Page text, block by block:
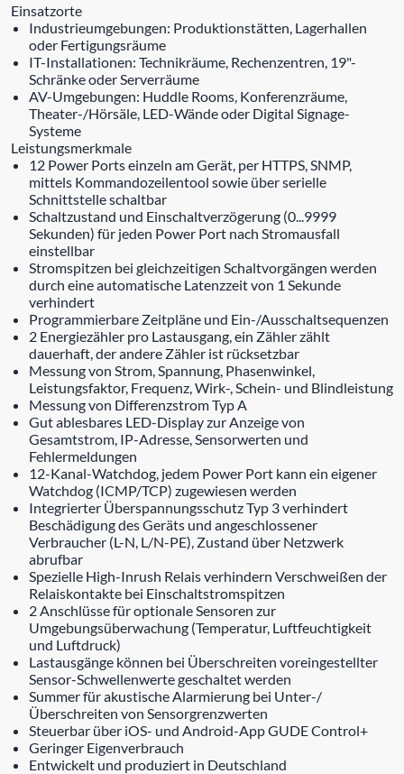
Einsatzorte
Industrieumgebungen: Produktionstätten, Lagerhallen
oder Fertigungsräume
IT-Installationen: Technikräume, Rechenzentren, 19"-
Schränke oder Serverräume
AV-Umgebungen: Huddle Rooms, Konferenzräume,
Theater-/Hörsäle, LED-Wände oder Digital Signage-
Systeme
Leistungsmerkmale
12 Power Ports einzeln am Gerät, per HTTPS, SNMP,
mittels Kommandozeilentool sowie über serielle
Schnittstelle schaltbar
Schaltzustand und Einschaltverzögerung (0...9999
Sekunden) für jeden Power Port nach Stromausfall
einstellbar
Stromspitzen bei gleichzeitigen Schaltvorgängen werden
durch eine automatische Latenzzeit von 1 Sekunde
verhindert
Programmierbare Zeitpläne und Ein-/Ausschaltsequenzen
2 Energiezähler pro Lastausgang, ein Zähler zählt
dauerhaft, der andere Zähler ist rücksetzbar
Messung von Strom, Spannung, Phasenwinkel,
Leistungsfaktor, Frequenz, Wirk-, Schein- und Blindleistung
Messung von Differenzstrom Typ A
Gut ablesbares LED-Display zur Anzeige von
Gesamtstrom, IP-Adresse, Sensorwerten und
Fehlermeldungen
12-Kanal-Watchdog, jedem Power Port kann ein eigener
Watchdog (ICMP/TCP) zugewiesen werden
Integrierter Überspannungsschutz Typ 3 verhindert
Beschädigung des Geräts und angeschlossener
Verbraucher (L-N, L/N-PE), Zustand über Netzwerk
abrufbar
Spezielle High-Inrush Relais verhindern Verschweißen der
Relaiskontakte bei Einschaltstromspitzen
2 Anschlüsse für optionale Sensoren zur
Umgebungsüberwachung (Temperatur, Luftfeuchtigkeit
und Luftdruck)
Lastausgänge können bei Überschreiten voreingestellter
Sensor-Schwellenwerte geschaltet werden
Summer für akustische Alarmierung bei Unter-/
Überschreiten von Sensorgrenzwerten
Steuerbar über iOS- und Android-App GUDE Control+
Geringer Eigenverbrauch
Entwickelt und produziert in Deutschland